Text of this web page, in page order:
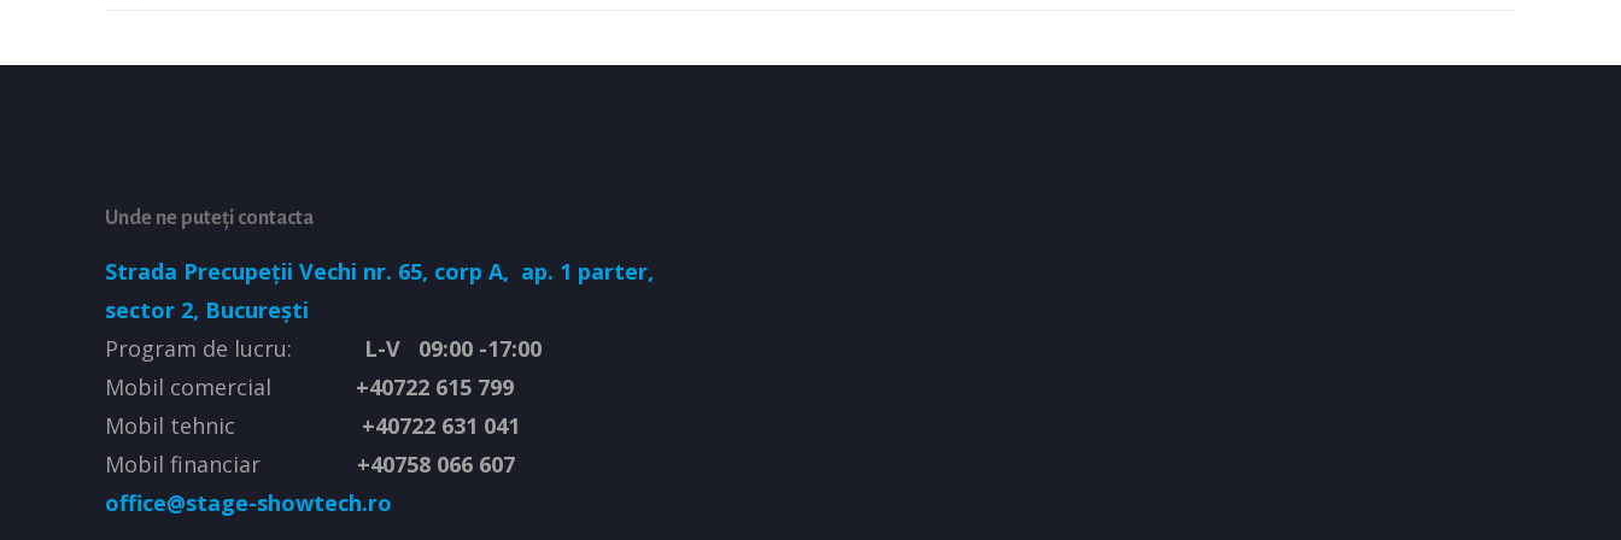
Unde ne puteți contacta
Strada Precupeții Vechi nr. 65, corp A, ap. 1 parter,
sector 2, București
Program de lucru: L-V 09:00 -17:00
Mobil comercial +40722 615 799
Mobil tehnic +40722 631 041
Mobil financiar +40758 066 607
office@stage-showtech.ro